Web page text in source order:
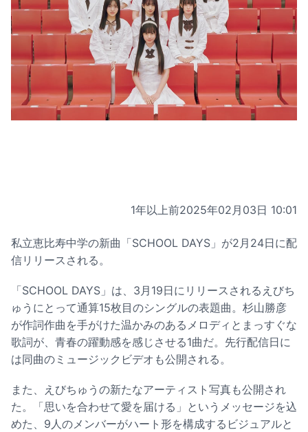
1年以上前2025年02月03日 10:01
私立恵比寿中学の新曲「SCHOOL DAYS」が2月24日に配
信リリースされる。
「SCHOOL DAYS」は、3月19日にリリースされるえびち
ゅうにとって通算15枚目のシングルの表題曲。杉山勝彦
が作詞作曲を手がけた温かみのあるメロディとまっすぐな
歌詞が、青春の躍動感を感じさせる1曲だ。先行配信日に
は同曲のミュージックビデオも公開される。
また、えびちゅうの新たなアーティスト写真も公開され
た。「思いを合わせて愛を届ける」というメッセージを込
めた、9人のメンバーがハート形を構成するビジュアルと